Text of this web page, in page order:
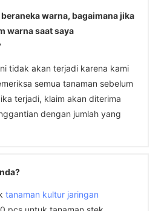
warna, bagaimana jika
warna saat saya
tidak akan terjadi karena kami
semua tanaman sebelum
terjadi, klaim akan diterima
dengan jumlah yang
tanaman kultur jaringan